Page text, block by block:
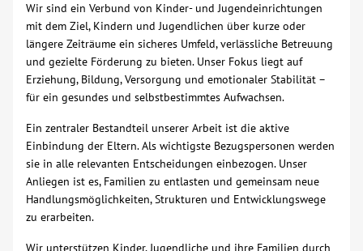
Begegnung
Bildung
Über uns
Veranstaltungen
Spenden
Wir sind ein Verbund von Kinder- und Jugendeinrichtungen
mit dem Ziel, Kindern und Jugendlichen über kurze oder
längere Zeiträume ein sicheres Umfeld, verlässliche Betreuung
und gezielte Förderung zu bieten. Unser Fokus liegt auf
Erziehung, Bildung, Versorgung und emotionaler Stabilität –
für ein gesundes und selbstbestimmtes Aufwachsen.
Ein zentraler Bestandteil unserer Arbeit ist die aktive
Einbindung der Eltern. Als wichtigste Bezugspersonen werden
sie in alle relevanten Entscheidungen einbezogen. Unser
Anliegen ist es, Familien zu entlasten und gemeinsam neue
Handlungsmöglichkeiten, Strukturen und Entwicklungswege
zu erarbeiten.
Wir unterstützen Kinder, Jugendliche und ihre Familien durch